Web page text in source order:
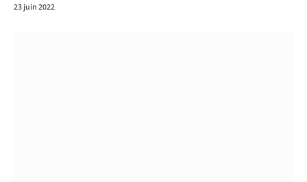
23 juin 2022